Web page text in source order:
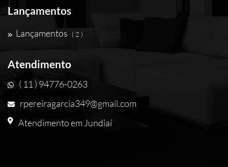
Lançamentos
Lançamentos ( 2 )
Atendimento
( 11 ) 94776-0263
rpereiragarcia349@gmail.com
Atendimento em Jundiaí